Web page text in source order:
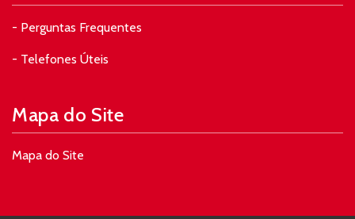
- Perguntas Frequentes
- Telefones Úteis
Mapa do Site
Mapa do Site